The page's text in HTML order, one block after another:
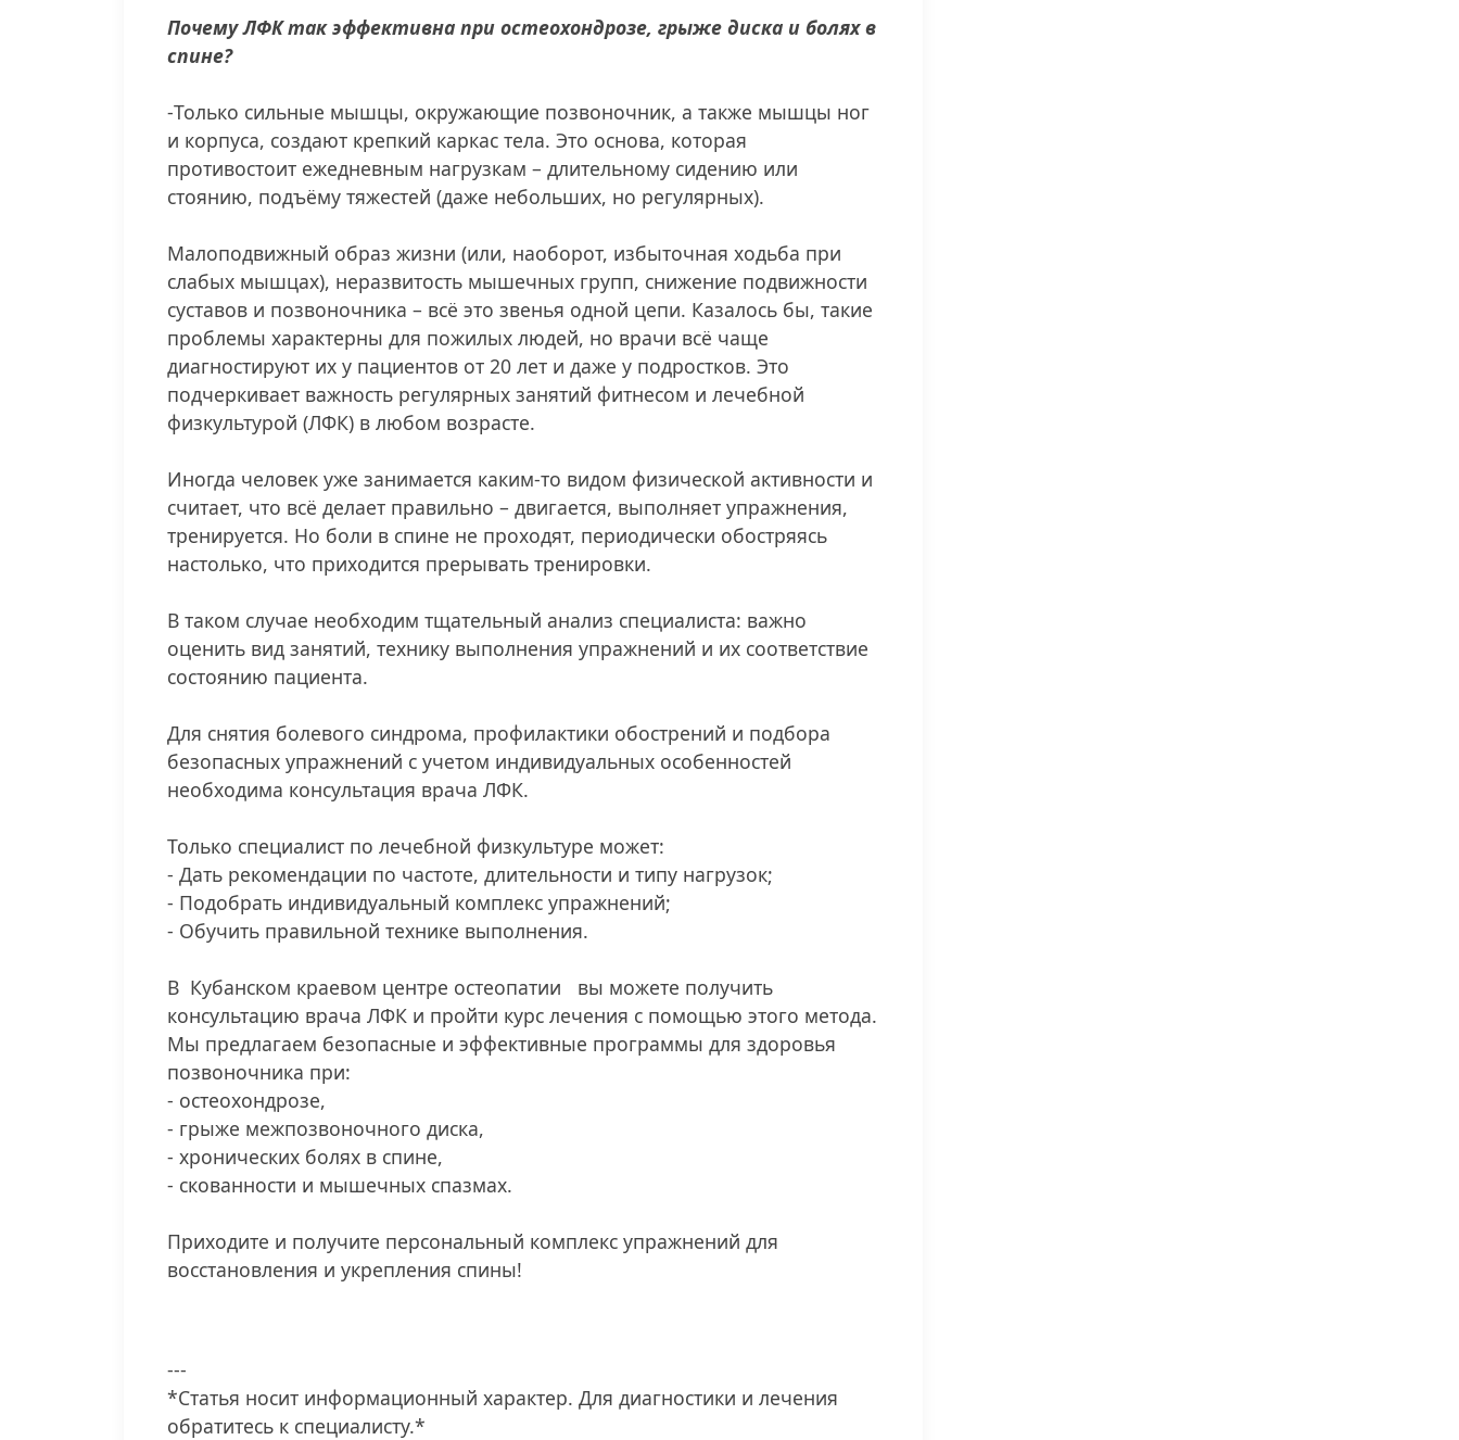
Почему ЛФК так эффективна при остеохондрозе, грыже диска и болях в
спине?
-Только сильные мышцы, окружающие позвоночник, а также мышцы ног
и корпуса, создают крепкий каркас тела. Это основа, которая
противостоит ежедневным нагрузкам – длительному сидению или
стоянию, подъёму тяжестей (даже небольших, но регулярных).
Малоподвижный образ жизни (или, наоборот, избыточная ходьба при
слабых мышцах), неразвитость мышечных групп, снижение подвижности
суставов и позвоночника – всё это звенья одной цепи. Казалось бы, такие
проблемы характерны для пожилых людей, но врачи всё чаще
диагностируют их у пациентов от 20 лет и даже у подростков. Это
подчеркивает важность регулярных занятий фитнесом и лечебной
физкультурой (ЛФК) в любом возрасте.
Иногда человек уже занимается каким-то видом физической активности и
считает, что всё делает правильно – двигается, выполняет упражнения,
тренируется. Но боли в спине не проходят, периодически обостряясь
настолько, что приходится прерывать тренировки.
В таком случае необходим тщательный анализ специалиста: важно
оценить вид занятий, технику выполнения упражнений и их соответствие
состоянию пациента.
Для снятия болевого синдрома, профилактики обострений и подбора
безопасных упражнений с учетом индивидуальных особенностей
необходима консультация врача ЛФК.
Только специалист по лечебной физкультуре может:
- Дать рекомендации по частоте, длительности и типу нагрузок;
- Подобрать индивидуальный комплекс упражнений;
- Обучить правильной технике выполнения.
В Кубанском краевом центре остеопатии вы можете получить
консультацию врача ЛФК и пройти курс лечения с помощью этого метода.
Мы предлагаем безопасные и эффективные программы для здоровья
позвоночника при:
- остеохондрозе,
- грыже межпозвоночного диска,
- хронических болях в спине,
- скованности и мышечных спазмах.
Приходите и получите персональный комплекс упражнений для
восстановления и укрепления спины!
---
*Статья носит информационный характер. Для диагностики и лечения
обратитесь к специалисту.*